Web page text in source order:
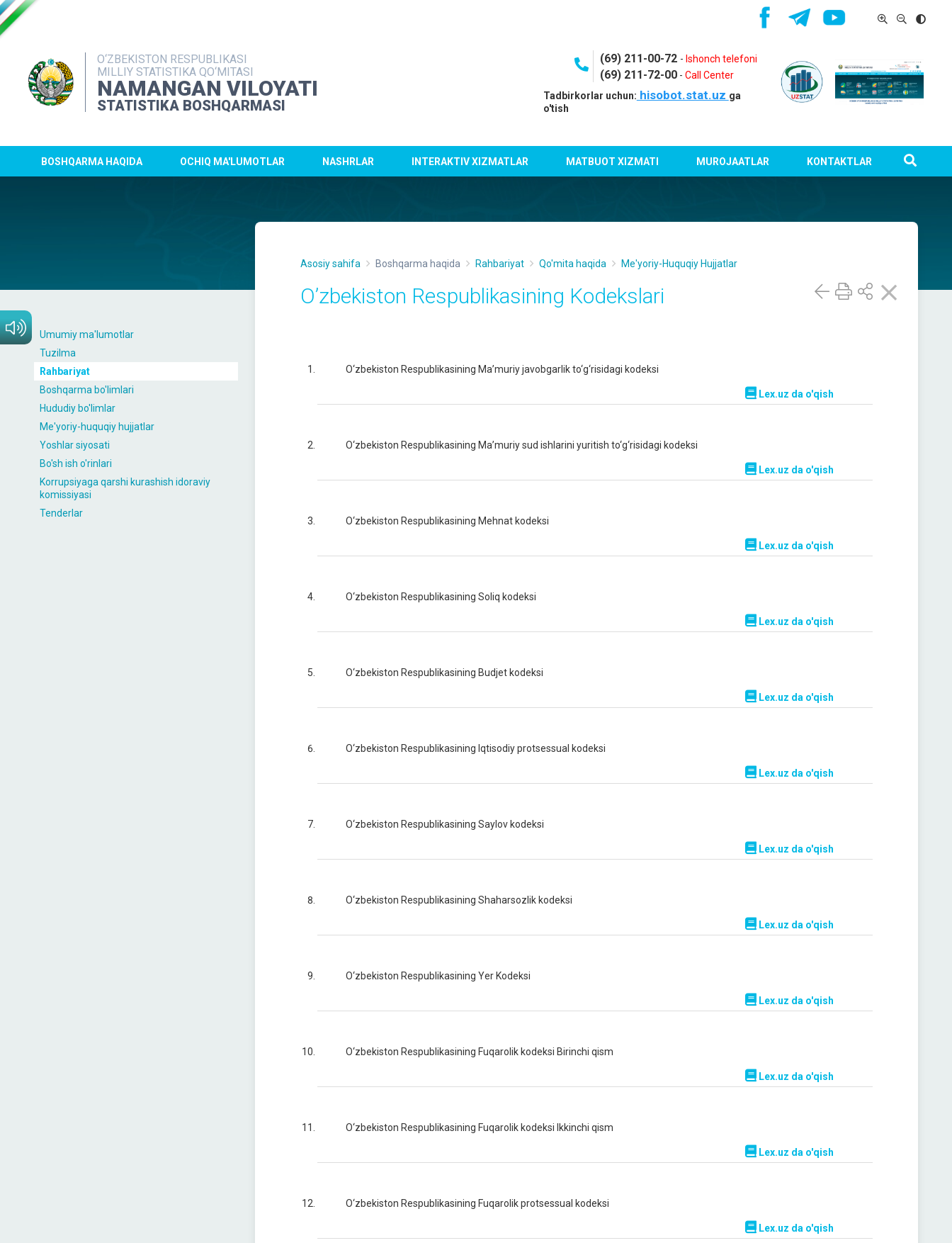
O‘ZBEKISTON RESPUBLIKASI
MILLIY STATISTIKA QO‘MITASI
NAMANGAN VILOYATI
STATISTIKA BOSHQARMASI
(69) 211-00-72 - Ishonch telefoni
(69) 211-72-00- Call Center
Tadbirkorlar uchun: hisobot.stat.uz ga
o'tish
BOSHQARMA HAQIDA OCHIQ MA'LUMOTLAR NASHRLAR INTERAKTIV XIZMATLAR MATBUOT XIZMATI MUROJAATLAR KONTAKTLAR
Umumiy ma'lumotlar
Tuzilma
Rahbariyat
Boshqarma bo'limlari
Hududiy bo'limlar
Me'yoriy-huquqiy hujjatlar
Yoshlar siyosati
Bo'sh ish o'rinlari
Korrupsiyaga qarshi kurashish idoraviy
komissiyasi
Tenderlar
Asosiy sahifa Boshqarma haqida Rahbariyat Qo'mita haqida Me'yoriy-Huquqiy Hujjatlar
O’zbekiston Respublikasining Kodekslari
O‘zbekiston Respublikasining Ma’muriy javobgarlik to‘g‘risidagi kodeksi
Lex.uz da o'qish
O‘zbekiston Respublikasining Ma’muriy sud ishlarini yuritish to‘g‘risidagi kodeksi
Lex.uz da o'qish
O‘zbekiston Respublikasining Mehnat kodeksi
Lex.uz da o'qish
O‘zbekiston Respublikasining Soliq kodeksi
Lex.uz da o'qish
O‘zbekiston Respublikasining Budjet kodeksi
Lex.uz da o'qish
O‘zbekiston Respublikasining Iqtisodiy protsessual kodeksi
Lex.uz da o'qish
O‘zbekiston Respublikasining Saylov kodeksi
Lex.uz da o'qish
O‘zbekiston Respublikasining Shaharsozlik kodeksi
Lex.uz da o'qish
O‘zbekiston Respublikasining Yer Kodeksi
Lex.uz da o'qish
O‘zbekiston Respublikasining Fuqarolik kodeksi Birinchi qism
Lex.uz da o'qish
O‘zbekiston Respublikasining Fuqarolik kodeksi Ikkinchi qism
Lex.uz da o'qish
O‘zbekiston Respublikasining Fuqarolik protsessual kodeksi
Lex.uz da o'qish